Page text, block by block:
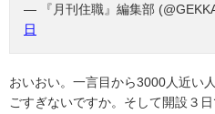
— 『月刊住職』編集部
日
おいおい。一言目から3000人近い
ごすぎないですか。そして開設３